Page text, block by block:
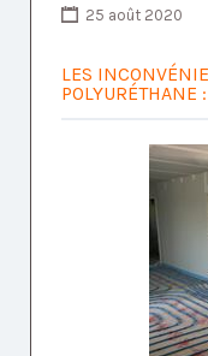
25 août 2020
LES
POLYURÉTHANE